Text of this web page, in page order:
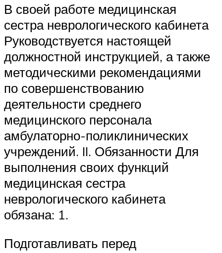
В своей работе медицинская
сестра неврологического кабинета
Руководствуется настоящей
должностной инструкцией, а также
методическими рекомендациями
по совершенствованию
деятельности среднего
медицинского персонала
амбулаторно-поликлинических
учреждений. II. Обязанности Для
выполнения своих функций
медицинская сестра
неврологического кабинета
обязана: 1.
Подготавливать перед